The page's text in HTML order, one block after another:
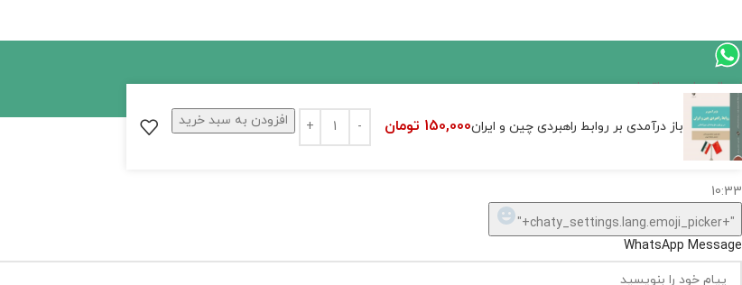
باز درآمدی بر روابط راهبردی چین و ایران150,000 تومان افزودن به سبد خرید
اگر
موجود
نیست,
شاید
تهیه
Hide